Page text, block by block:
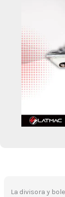
La divisora y